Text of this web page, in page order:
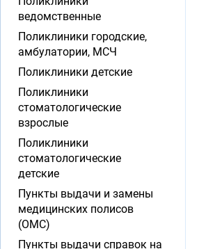
ведомственные
Поликлиники городские,
амбулатории, МСЧ
Поликлиники детские
Поликлиники
стоматологические
взрослые
Поликлиники
стоматологические
детские
Пункты выдачи и замены
медицинских полисов
(ОМС)
Пункты выдачи справок на